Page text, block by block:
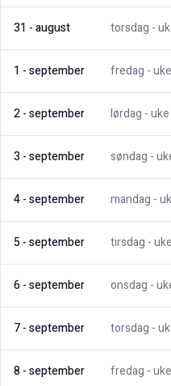
31 -august torsdag -
1 -september fredag - uke
2-september lørdag - uke
3 -september søndag -
4-september mandag -
5-september tirsdag - uke
6-september onsdag -
7-september torsdag -
8-september fredag - uke